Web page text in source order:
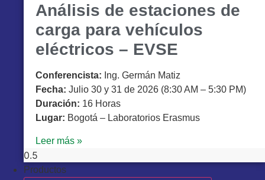
Análisis de estaciones de
carga para vehículos
eléctricos – EVSE
Conferencista: Ing. Germán Matiz
Fecha: Julio 30 y 31 de 2026 (8:30 AM – 5:30 PM)
Duración: 16 Horas
Lugar: Bogotá – Laboratorios Erasmus
Leer más »
Productos